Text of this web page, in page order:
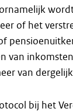
of het
van
van
bij het